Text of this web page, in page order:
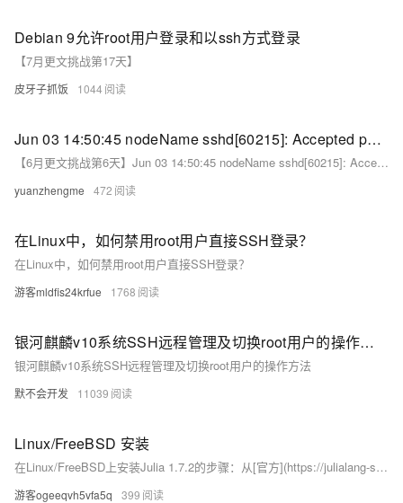
Debian 9允许root用户登录和以ssh方式登录
【7月更文挑战第17天】
皮牙子抓饭 1044
Jun 03 14:50:45 nodeName sshd[60215]: Accepted password for root from 192.168.0.100 port 15612 ssh2 如何关闭这个连接
【6月更文挑战第6天】Jun 03 14:50:45 nodeName sshd[60215]: Accepted password for root from 192.168.0.100 port 15612 ssh2 如何关闭这个连接
yuanzhengme 472
在Linux中，如何禁用root用户直接SSH登录？
在Linux中，如何禁用root用户直接SSH登录？
游客mldfis24krfue 1768
银河麒麟v10系统SSH远程管理及切换root用户的操作方法
银河麒麟v10系统SSH远程管理及切换root用户的操作方法
默不会开发 11039
Linux/FreeBSD 安装
在Linux/FreeBSD上安装Julia 1.7.2的步骤：从[官方](https://julialang-s3.julialang.org/bin/linux/x64/1.7/julia-1.7.2-linux-x86_64.tar.gz)或[Tsinghua镜像](https://mirrors.tuna.tsinghua.edu.cn/julia-releases/bin/linux/x86/1.7/julia-1.7.2-linux-i686.tar.gz)下载二进制包，然后使用`tar`解压。
游客ogeeqvh5vfa5q 399